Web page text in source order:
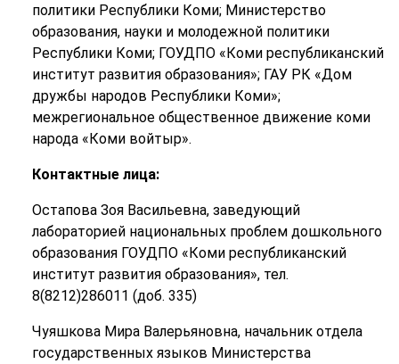
политики Республики Коми; Министерство
образования, науки и молодежной политики
Республики Коми; ГОУДПО «Коми республиканский
институт развития образования»; ГАУ РК «Дом
дружбы народов Республики Коми»;
межрегиональное общественное движение коми
народа «Коми войтыр».
Контактные лица:
Остапова Зоя Васильевна, заведующий
лабораторией национальных проблем дошкольного
образования ГОУДПО «Коми республиканский
институт развития образования», тел.
8(8212)286011 (доб. 335)
Чуяшкова Мира Валерьяновна, начальник отдела
государственных языков Министерства